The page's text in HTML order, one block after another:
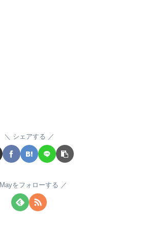
シェアする
Mayをフォローする